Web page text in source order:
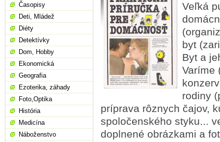
Veľká
byt
Byt a
Varíme
rodiny
príprava rôznych čajov,
spoločenského styku...
doplnené obrázkami a
Časopisy
Deti, Mládež
Diéty
Detektívky
Dom, Hobby
Ekonomická
Geografia
Ezoterika, záhady
Foto,Optika
História
Medicína
Náboženstvo